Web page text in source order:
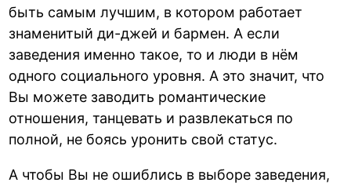
быть самым лучшим, в котором работает
знаменитый ди-джей и бармен. А если
заведения именно такое, то и люди в нём
одного социального уровня. А это значит, что
Вы можете заводить романтические
отношения, танцевать и развлекаться по
полной, не боясь уронить свой статус.
А чтобы Вы не ошиблись в выборе заведения,